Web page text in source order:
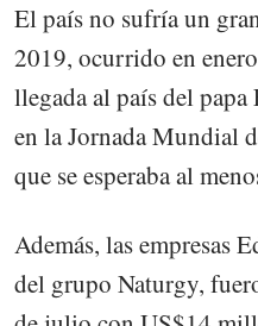
El país no sufría un
2019, ocurrido en
llegada al país del
en la Jornada Mundial
que se esperaba al
Además, las empresas
del grupo Naturgy,